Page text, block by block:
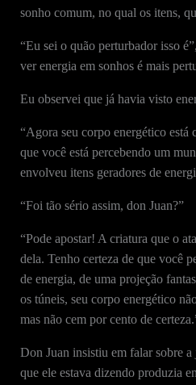
sonho comum, no qual os itens,
“Eu sei o quão perturbador isso
ver energia em sonhos é mais
Eu observei que já havia visto
“Agora seu corpo energético está
que você está percebendo um
envolveu itens geradores de
“Foi tão sério assim, don Juan?”
“Pode apostar! A criatura que o
dela. Tenho certeza de que você
de energia, de uma projeção
os túneis, seu corpo energético
mas não cem por cento de
Don Juan insistiu em falar sobre
que ele estava dizendo produzia